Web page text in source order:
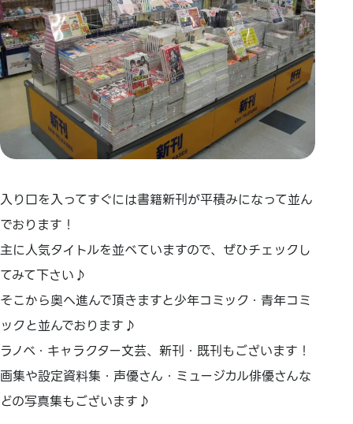
入り口を入ってすぐには書籍新刊が平積みになって並ん
でおります！
主に人気タイトルを並べていますので、ぜひチェックし
てみて下さい♪
そこから奥へ進んで頂きますと少年コミック・青年コミ
ックと並んでおります♪
ラノベ・キャラクター文芸、新刊・既刊もございます！
画集や設定資料集・声優さん・ミュージカル俳優さんな
どの写真集もございます♪